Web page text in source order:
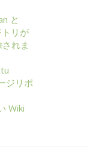
と
リが
れま
ジリポ
Wiki